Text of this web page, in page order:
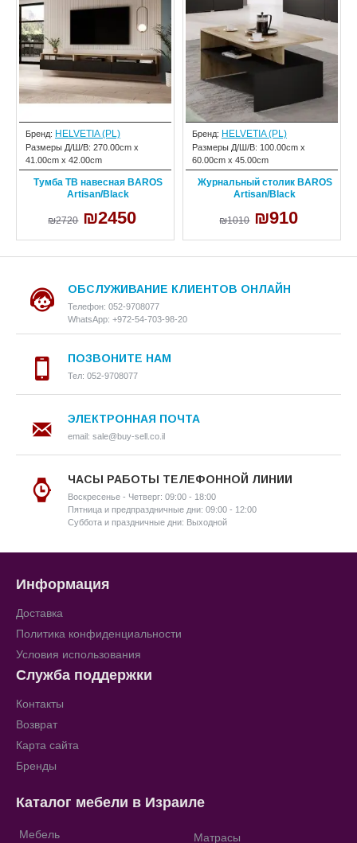
Бренд: HELVETIA (PL)
Размеры Д/Ш/В: 270.00cm x
41.00cm x 42.00cm
Тумба ТВ навесная BAROS
Artisan/Black
₪2720 ₪2450
Бренд: HELVETIA (PL)
Размеры Д/Ш/В: 100.00cm x
60.00cm x 45.00cm
Журнальный столик BAROS
Artisan/Black
₪1010 ₪910
ОБСЛУЖИВАНИЕ КЛИЕНТОВ ОНЛАЙН
Телефон: 052-9708077
WhatsApp: +972-54-703-98-20
ПОЗВОНИТЕ НАМ
Тел: 052-9708077
ЭЛЕКТРОННАЯ ПОЧТА
email: sale@buy-sell.co.il
ЧАСЫ РАБОТЫ ТЕЛЕФОННОЙ ЛИНИИ
Воскресенье - Четверг: 09:00 - 18:00
Пятница и предпраздничные дни: 09:00 - 12:00
Суббота и праздничные дни: Выходной
Информация
Доставка
Политика конфиденциальности
Условия использования
Служба поддержки
Контакты
Возврат
Карта сайта
Бренды
Каталог мебели в Израиле
Мебель Матрасы